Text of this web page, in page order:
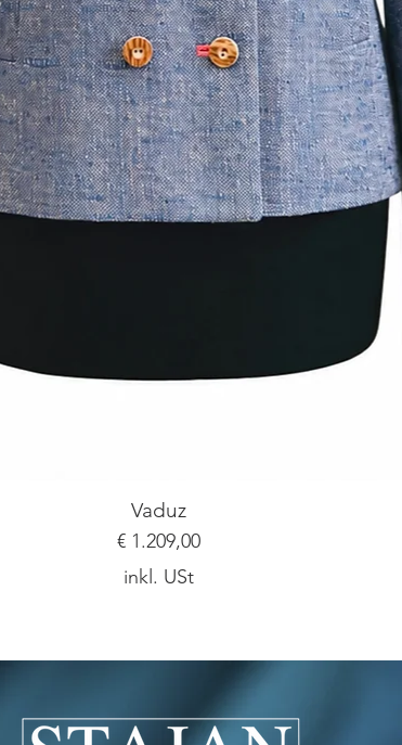
Vaduz
Preis
€ 1.209,00
inkl. USt